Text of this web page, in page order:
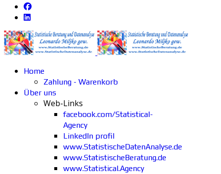
Home
Zahlung - Warenkorb
Über uns
Web-Links
facebook.com/Statistical-
Agency
LinkedIn profil
www.StatistischeDatenAnalyse.de
www.StatistischeBeratung.de
www.Statistical.Agency